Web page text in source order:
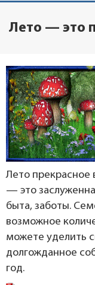
Лето — это
Лето прекрасное
— это
быта, заботы.
возможное
можете уделить
долгожданное
год.